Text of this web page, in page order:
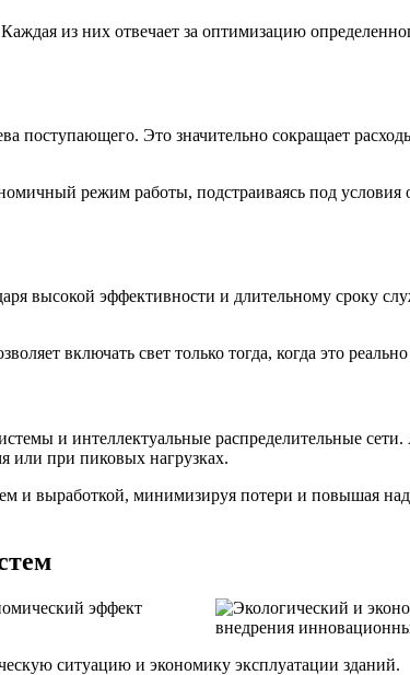
из них отвечает за оптимизацию
поступающего. Это значительно сокращает
режим работы, подстраиваясь под
высокой эффективности и длительному сроку
включать свет только тогда, когда это
и интеллектуальные распределительные
или при пиковых нагрузках.
и выработкой, минимизируя потери и повышая
эффект
ситуацию и экономику эксплуатации зданий.